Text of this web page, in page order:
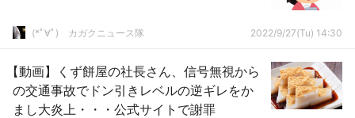
(*ﾟ∀ﾟ)ゞカガクニュース隊 2022/9/27(Tu) 14:30
【動画】くず餅屋の社長さん、信号無視から
の交通事故でドン引きレベルの逆ギレをか
まし大炎上・・・公式サイトで謝罪